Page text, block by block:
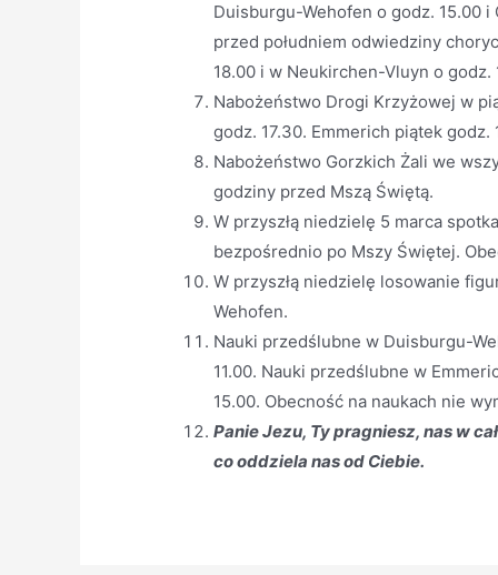
Duisburgu-Wehofen o godz. 15.00
przed południem odwiedziny
18.00 i w Neukirchen-Vluyn o godz.
Nabożeństwo Drogi Krzyżowej w
godz. 17.30. Emmerich piątek godz.
Nabożeństwo Gorzkich Żali we
godziny przed Mszą Świętą.
W przyszłą niedzielę 5 marca
bezpośrednio po Mszy Świętej.
W przyszłą niedzielę losowanie
Wehofen.
Nauki przedślubne w Duisburgu-
11.00. Nauki przedślubne w
15.00. Obecność na naukach nie
Panie Jezu, Ty pragniesz, nas w
co oddziela nas od Ciebie.